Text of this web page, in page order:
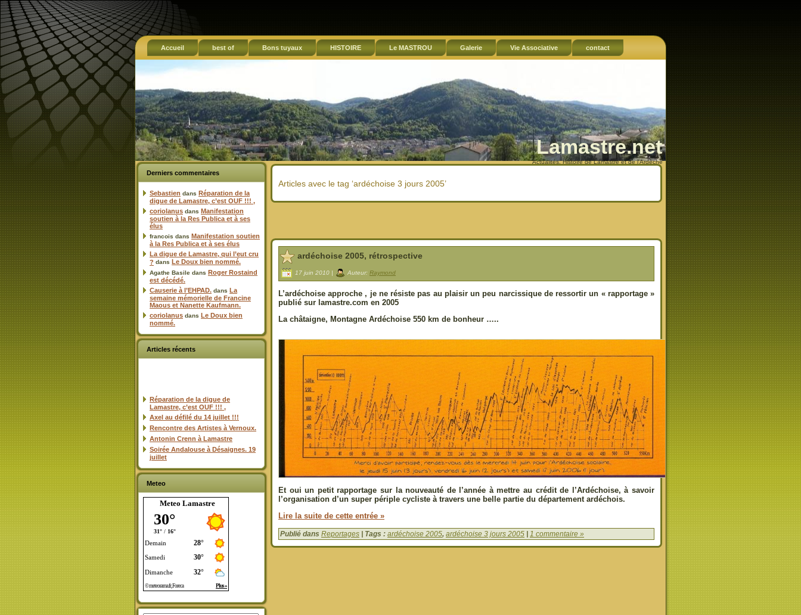
Accueil best of Bons tuyaux HISTOIRE Le MASTROU Galerie Vie Associative contact
Lamastre.net
Actualités, Histoire de Lamastre et de l'Ardèche
Derniers commentaires
Sebastien dans Réparation de la
digue de Lamastre, c’est OUF !!! ,
coriolanus dans Manifestation
soutien à la Res Publica et à ses
élus
francois dans Manifestation soutien
à la Res Publica et à ses élus
La digue de Lamastre, qui l’eut cru
? dans Le Doux bien nommé.
Agathe Basile dans Roger Rostaind
est décédé.
Causerie à l’EHPAD. dans La
semaine mémorielle de Francine
Maous et Nanette Kaufmann.
coriolanus dans Le Doux bien
nommé.
Articles récents
Réparation de la digue de
Lamastre, c’est OUF !!! ,
Axel au défilé du 14 juillet !!!
Rencontre des Artistes à Vernoux.
Antonin Crenn à Lamastre
Soirée Andalouse à Désaignes. 19
juillet
Meteo
Meteo Lamastre
Articles avec le tag ‘ardéchoise 3 jours 2005’
ardéchoise 2005, rétrospective
17 juin 2010 | Auteur: Raymond
L’ardéchoise approche , je ne résiste pas au plaisir un peu narcissique de ressortir un « rapportage »
publié sur lamastre.com en 2005
La châtaigne, Montagne Ardéchoise 550 km de bonheur …..
Et oui un petit rapportage sur la nouveauté de l’année à mettre au crédit de l’Ardéchoise, à savoir
l’organisation d’un super périple cycliste à travers une belle partie du département ardéchois.
Lire la suite de cette entrée »
Publié dans Reportages | Tags : ardéchoise 2005, ardéchoise 3 jours 2005 | 1 commentaire »